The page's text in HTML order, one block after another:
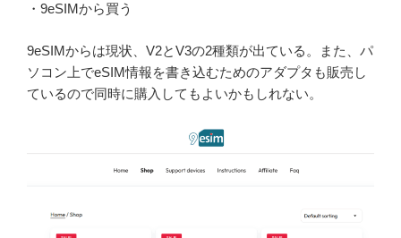
・9eSIMから買う
9eSIMからは現状、V2とV3の2種類が出ている。また、パ
ソコン上でeSIM情報を書き込むためのアダプタも販売し
ているので同時に購入してもよいかもしれない。